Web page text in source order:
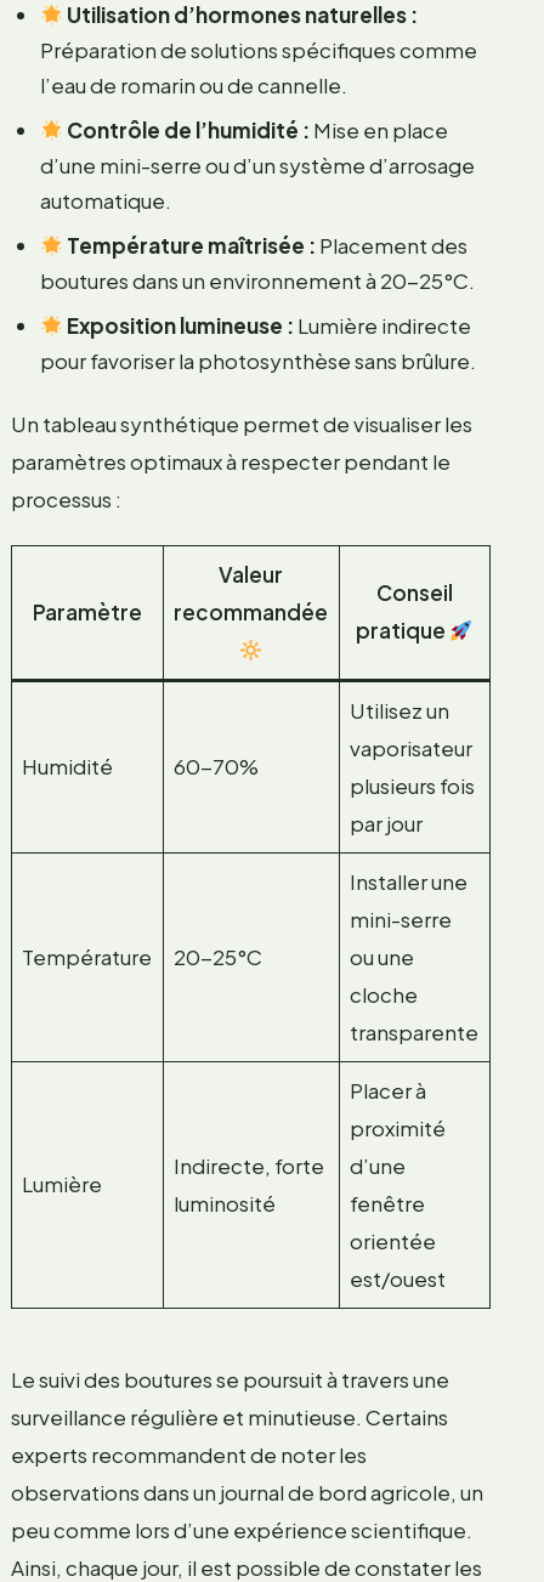
Utilisation d’hormones naturelles :
Préparation de solutions spécifiques comme
l’eau de romarin ou de cannelle.
Contrôle de l’humidité : Mise en place
d’une mini-serre ou d’un système d’arrosage
automatique.
Température maîtrisée : Placement des
boutures dans un environnement à 20-25°C.
Exposition lumineuse : Lumière indirecte
pour favoriser la photosynthèse sans brûlure.
Un tableau synthétique permet de visualiser les
paramètres optimaux à respecter pendant le
processus :
Paramètre
Valeur
recommandée
Conseil
pratique
Humidité 60-70%
Utilisez un
vaporisateur
plusieurs fois
par jour
Température 20-25°C
Installer une
mini-serre
ou une
cloche
transparente
Lumière
Indirecte, forte
luminosité
Placer à
proximité
d’une
fenêtre
orientée
est/ouest
Le suivi des boutures se poursuit à travers une
surveillance régulière et minutieuse. Certains
experts recommandent de noter les
observations dans un journal de bord agricole, un
peu comme lors d’une expérience scientifique.
Ainsi, chaque jour, il est possible de constater les